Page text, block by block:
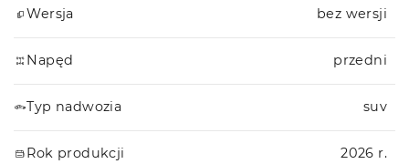
Wersja bez wersji
Napęd przedni
Typ nadwozia suv
Rok produkcji 2026 r.